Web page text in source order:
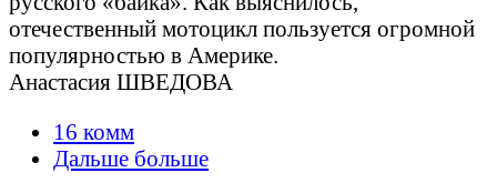
отечественный мотоцикл пользуется огромной
популярностью в Америке.
Анастасия ШВЕДОВА
16 комм
Дальше больше